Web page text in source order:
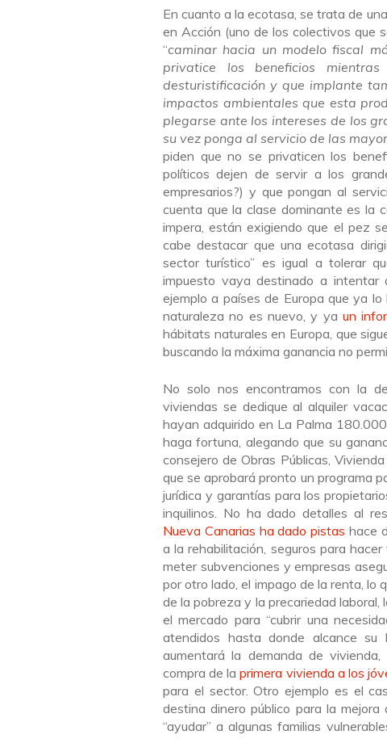
En cuanto a la ecotasa, se trata de una
en Acción (uno de los colectivos que
“caminar hacia un modelo fiscal
privatice los beneficios
desturistificación y que implante
impactos ambientales que esta
plegarse ante los intereses de los
su vez ponga al servicio de las
piden que no se privaticen los
políticos dejen de servir a los
empresarios?) y que pongan al
cuenta que la clase dominante es la
impera, están exigiendo que el pez
cabe destacar que una ecotasa
sector turístico” es igual a tolerar
impuesto vaya destinado a intentar
ejemplo a países de Europa que ya
naturaleza no es nuevo, y ya un
hábitats naturales en Europa, que
buscando la máxima ganancia no
No solo nos encontramos con la
viviendas se dedique al alquiler
hayan adquirido en La Palma
haga fortuna, alegando que su
consejero de Obras Públicas,
que se aprobará pronto un programa
jurídica y garantías para los
inquilinos. No ha dado detalles al
Nueva Canarias ha dado pistas hace
a la rehabilitación, seguros para
meter subvenciones y empresas
por otro lado, el impago de la renta, lo
de la pobreza y la precariedad
el mercado para “cubrir una
atendidos hasta donde alcance su
aumentará la demanda de
compra de laprimera vivienda a los
para el sector. Otro ejemplo es el
destina dinero público para la
“ayudar” a algunas familias